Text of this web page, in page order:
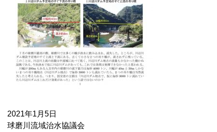
2021年1月5日
球磨川流域治水協議会